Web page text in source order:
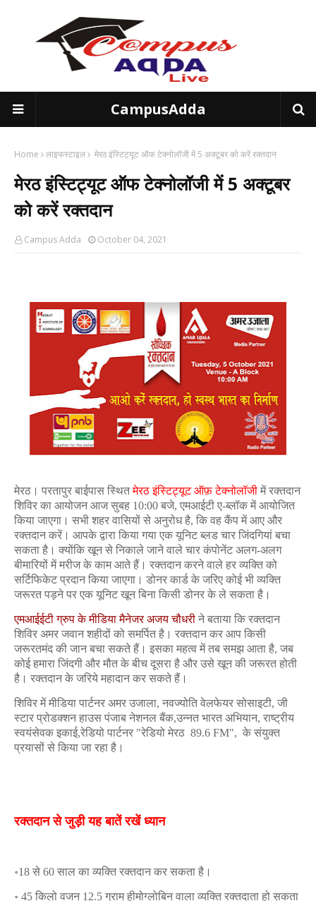
CampusAdda
Home लाइफस्टाइल मेरठ इंस्टिट्यूट ऑफ टेक्नोलॉजी में 5 अक्टूबर को करें रक्तदान
मेरठ इंस्टिट्यूट ऑफ टेक्नोलॉजी में 5 अक्टूबर
को करें रक्तदान
Campus Adda October 04, 2021
मेरठ। परतापुर बाईपास स्थितमेरठ इंस्टिट्यूट ऑफ़ टेक्नोलॉजी में रक्तदान
शिविर का आयोजन आज सुबह 10:00 बजे, एमआईटी ए-ब्लॉक में आयोजित
किया जाएगा। सभी शहर वासियों से अनुरोध है, कि वह कैंप में आए और
रक्तदान करें। आपके द्वारा किया गया एक यूनिट ब्लड चार जिंदगियां बचा
सकता है। क्योंकि खून से निकाले जाने वाले चार कंपोनेंट अलग-अलग
बीमारियों में मरीज के काम आते हैं। रक्तदान करने वाले हर व्यक्ति को
सर्टिफिकेट प्रदान किया जाएगा। डोनर कार्ड के जरिए कोई भी व्यक्ति
जरूरत पड़ने पर एक यूनिट खून बिना किसी डोनर के ले सकता है।
एमआईईटी ग्रुप के मीडिया मैनेजर अजय चौधरी ने बताया कि रक्तदान
शिविर अमर जवान शहीदों को समर्पित है। रक्तदान कर आप किसी
जरूरतमंद की जान बचा सकते हैं। इसका महत्व में तब समझ आता है, जब
कोई हमारा जिंदगी और मौत के बीच दूसरा है और उसे खून की जरूरत होती
है। रक्तदान के जरिये महादान कर सकते हैं।
शिविर में मीडिया पार्टनर अमर उजाला, नवज्योति वेलफेयर सोसाइटी, जी
स्टार प्रोडक्शन हाउस पंजाब नेशनल बैंक,उन्नत भारत अभियान, राष्ट्रीय
स्वयंसेवक इकाई,रेडियो पार्टनर "रेडियो मेरठ 89.6 FM", के संयुक्त
प्रयासों से किया जा रहा है।
रक्तदान से जुड़ी यह बातें रखें ध्यान
॰18 से 60 साल का व्यक्ति रक्तदान कर सकता है।
॰ 45 किलो वजन 12.5 ग्राम हीमोग्लोबिन वाला व्यक्ति रक्तदाता हो सकता